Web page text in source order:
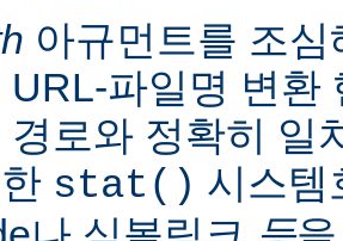
아규먼트를 조
URL-파일명 변환
경로와 정확히 일
stat() 시스템